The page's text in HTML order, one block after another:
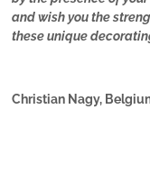
and wish you the
these unique
Christian Nagy,